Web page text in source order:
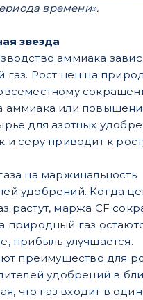
времени».
звезда
аммиака
Рост цен на
аммиака или
для азотных
и серу приводит к
на маржинальность
удобрений. Когда
растут, маржа CF
природный газ
прибыль улучшается.
преимущество для
удобрений в
что газ входит в один